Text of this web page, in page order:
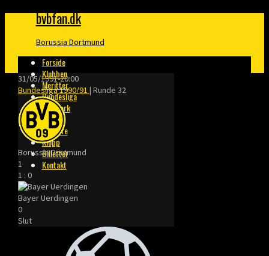
bvbfan.dk
Borussia Dortmund
Forside
Klubben
Meritter
Bundesliga
Danmark
Finaler
Trænere
Klopp
Billetter
Kontakt
31/05/1991-20:00
Bundesliga 1990/91 | Runde 32
Borussia Dortmund
1
1 : 0
Bayer Uerdingen
0
Slut